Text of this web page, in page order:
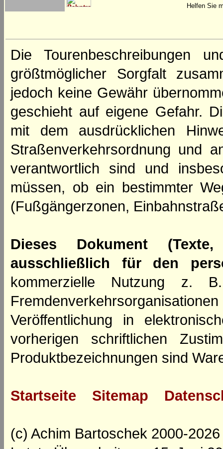
Helfen Sie
Die Tourenbeschreibungen
größtmöglicher Sorgfalt
jedoch keine Gewähr
geschieht auf eigene Gefahr.
mit dem ausdrücklichen
Straßenverkehrsordnung und
verantwortlich sind und
müssen, ob ein bestimmter
(Fußgängerzonen,
Dieses Dokument
ausschließlich für den
kommerzielle Nutzung z.
Veröffentlichung in
vorherigen schriftlichen
Produktbezeichnungen sind
Startseite Sitemap
(c) Achim Bartoschek 2000-2026